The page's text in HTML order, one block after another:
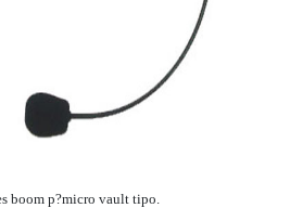
boom p?micro vault tipo.